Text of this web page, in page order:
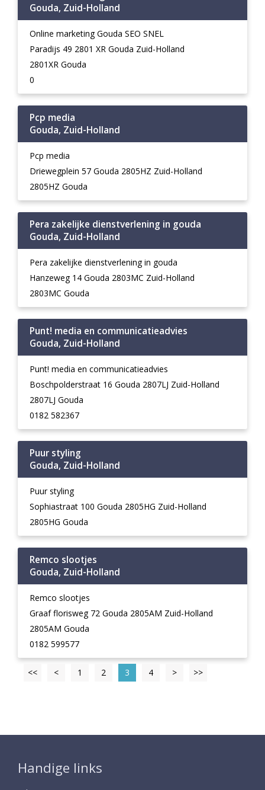
Gouda, Zuid-Holland
Online marketing Gouda SEO SNEL
Paradijs 49 2801 XR Gouda Zuid-Holland
2801XR Gouda
0
Pcp media
Gouda, Zuid-Holland
Pcp media
Driewegplein 57 Gouda 2805HZ Zuid-Holland
2805HZ Gouda
Pera zakelijke dienstverlening in gouda
Gouda, Zuid-Holland
Pera zakelijke dienstverlening in gouda
Hanzeweg 14 Gouda 2803MC Zuid-Holland
2803MC Gouda
Punt! media en communicatieadvies
Gouda, Zuid-Holland
Punt! media en communicatieadvies
Boschpolderstraat 16 Gouda 2807LJ Zuid-Holland
2807LJ Gouda
0182 582367
Puur styling
Gouda, Zuid-Holland
Puur styling
Sophiastraat 100 Gouda 2805HG Zuid-Holland
2805HG Gouda
Remco slootjes
Gouda, Zuid-Holland
Remco slootjes
Graaf florisweg 72 Gouda 2805AM Zuid-Holland
2805AM Gouda
0182 599577
<< < 1 2 3 4 > >>
Handige links